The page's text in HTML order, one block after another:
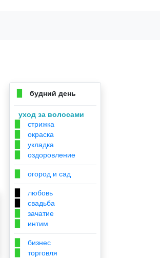
будний день
уход за волосами
стрижка
окраска
укладка
оздоровление
огород и сад
любовь
свадьба
зачатие
интим
бизнес
торговля